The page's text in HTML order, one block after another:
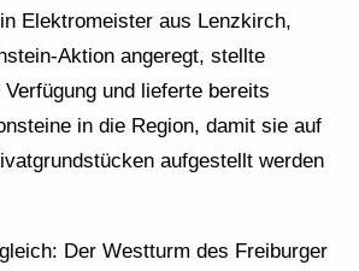
Elektromeister aus Lenzkirch,
Aktion angeregt, stellte
und lieferte bereits
in die Region, damit sie auf
aufgestellt werden
Der Westturm des Freiburger